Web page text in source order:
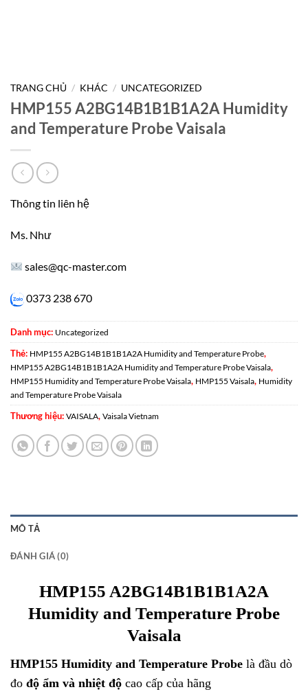
TRANG CHỦ / KHÁC / UNCATEGORIZED
HMP155 A2BG14B1B1B1A2A Humidity
and Temperature Probe Vaisala
Thông tin liên hệ
Ms. Như
sales@qc-master.com
0373 238 670
Danh mục: Uncategorized
Thẻ: HMP155 A2BG14B1B1B1A2A Humidity and Temperature Probe,
HMP155 A2BG14B1B1B1A2A Humidity and Temperature Probe Vaisala,
HMP155 Humidity and Temperature Probe Vaisala, HMP155 Vaisala, Humidity
and Temperature Probe Vaisala
Thương hiệu: VAISALA, Vaisala Vietnam
MÔ TẢ
ĐÁNH GIÁ (0)
HMP155 A2BG14B1B1B1A2A
Humidity and Temperature Probe
Vaisala
HMP155 Humidity and Temperature Probe là đầu dò
đo độ ẩm và nhiệt độ cao cấp của hãng